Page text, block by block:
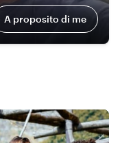
A proposito di me